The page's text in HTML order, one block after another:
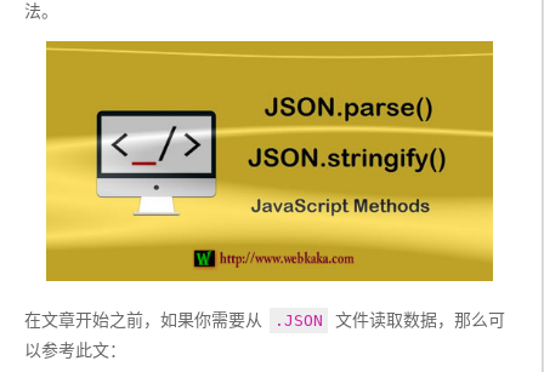
法。
在文章开始之前，如果你需要从 .JSON
文件读取数据，那么可
以参考此文：